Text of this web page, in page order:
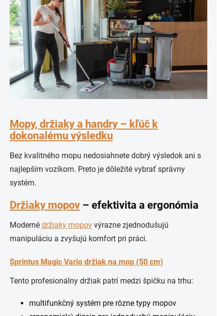
Mopy, držiaky a handry – kľúč k
dokonalému výsledku
Bez kvalitného mopu nedosiahnete dobrý výsledok ani s
najlepším vozíkom. Preto je dôležité vybrať správny
systém.
Držiaky mopov – efektivita a ergonómia
Moderné držiaky mopov výrazne zjednodušujú
manipuláciu a zvyšujú komfort pri práci.
Sprintus Magic Vario držiak na mop (50 cm)
Tento profesionálny držiak patrí medzi špičku na trhu:
multifunkčný systém pre rôzne typy mopov